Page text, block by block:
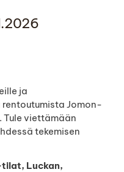
ja
Jomon-
Tule viettämään
tekemisen
tilat, Luckan,